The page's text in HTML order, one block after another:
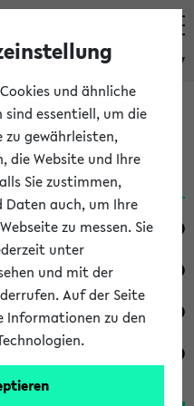
eKVV
und ähnliche
sind essentiell, um die
gewährleisten,
die Website und Ihre
Sie zustimmen,
Daten auch, um Ihre
zu messen. Sie
unter
und mit der
Auf der Seite
Informationen zu den